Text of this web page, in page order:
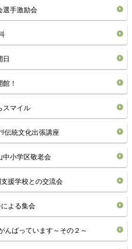
手激励会
日
！
スマイル
伝統文化出張講座
小学区敬老会
援学校との交流会
よる集会
んばっています～その２～